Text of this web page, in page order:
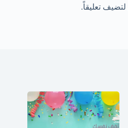
لتضيف تعليقاً.